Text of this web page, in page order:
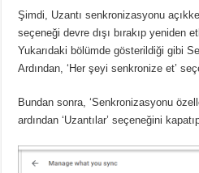
Şimdi, Uzantı senkronizasyonu
seçeneği devre dışı bırakıp yeniden
Yukarıdaki bölümde gösterildiği gibi
Ardından, ‘Her şeyi senkronize et’
Bundan sonra, ‘Senkronizasyonu
ardından ‘Uzantılar’ seçeneğini